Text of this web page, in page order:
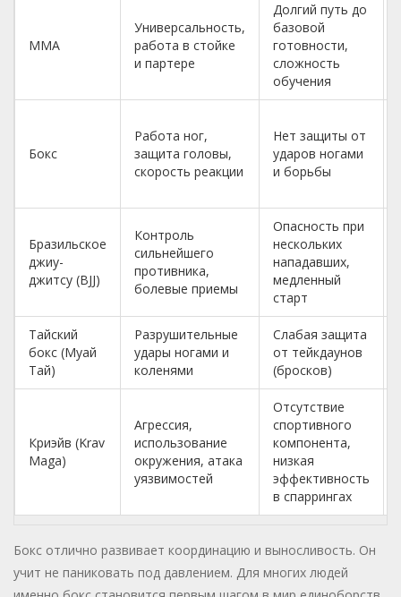
ММА
Универсальность,
работа в стойке
и партере
Долгий путь до
базовой
готовности,
сложность
обучения
Бокс
Работа ног,
защита головы,
скорость реакции
Нет защиты от
ударов ногами
и борьбы
Бразильское
джиу-
джитсу (BJJ)
Контроль
сильнейшего
противника,
болевые приемы
Опасность при
нескольких
нападавших,
медленный
старт
Тайский
бокс (Муай
Тай)
Разрушительные
удары ногами и
коленями
Слабая защита
от тейкдаунов
(бросков)
Криэйв (Krav
Maga)
Агрессия,
использование
окружения, атака
уязвимостей
Отсутствие
спортивного
компонента,
низкая
эффективность
в спаррингах
Бокс отлично развивает координацию и выносливость. Он
учит не паниковать под давлением. Для многих людей